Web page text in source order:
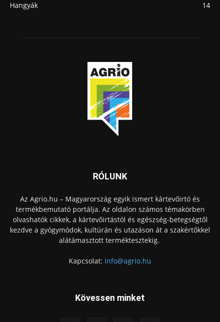
Hangyák
14
RÓLUNK
Az Agrio.hu – Magyarország egyik ismert kártevőirtó és
termékbemutató portálja. Az oldalon számos témakörben
olvashatók cikkek, a kártevőirtástól és egészség-betegségtől
kezdve a gyógymódok, kultúrán és utazáson át a szakértőkkel
alátámasztott terméktesztekig.
Kapcsolat: info@agrio.hu
Kövessen minket